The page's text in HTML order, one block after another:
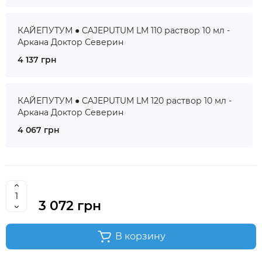
КАЙЕПУТУМ ● CAJEPUTUM LM 110 раствор 10 мл -
Аркана Доктор Северин
4 137 грн
КАЙЕПУТУМ ● CAJEPUTUM LM 120 раствор 10 мл -
Аркана Доктор Северин
4 067 грн
3 072 грн
В корзину